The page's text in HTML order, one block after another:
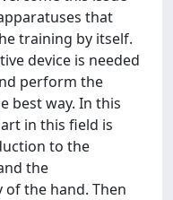
that
training by itself.
device is needed
perform the
best way. In this
in this field is
to the
the
the hand. Then